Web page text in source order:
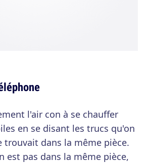
l'air con à se chauffer
en se disant les trucs qu'on
trouvait dans la même pièce.
est pas dans la même pièce,